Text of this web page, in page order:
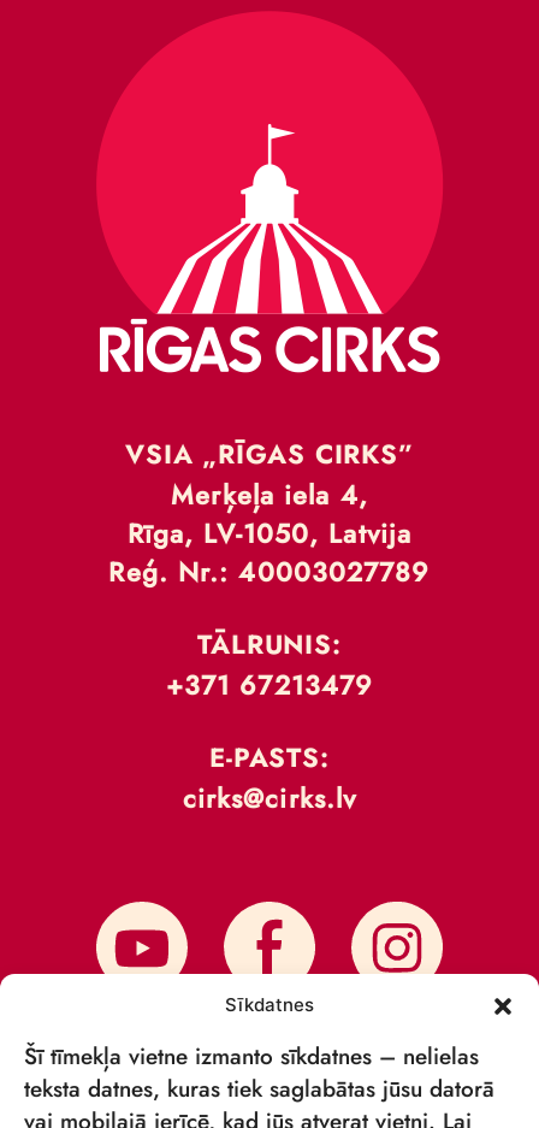
Sīkdatnes
Šī tīmekļa vietne izmanto sīkdatnes – nelielas
teksta datnes, kuras tiek saglabātas jūsu datorā
vai mobilajā ierīcē, kad jūs atverat vietni. Lai
VSIA „RĪGAS CIRKS”
Merķeļa iela 4,
Rīga, LV-1050, Latvija
Reģ. Nr.: 40003027789
TĀLRUNIS:
+371 67213479
E-PASTS:
cirks@cirks.lv